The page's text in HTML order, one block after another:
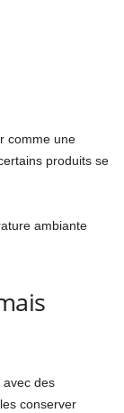
comme une
produits se
ambiante
avec des
conserver